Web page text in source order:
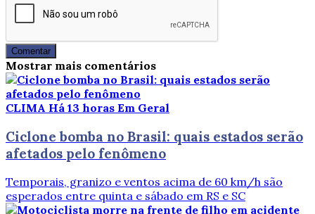
Comentar
Mostrar mais comentários
CLIMA Há 13 horas Em Geral
Ciclone bomba no Brasil: quais estados serão
afetados pelo fenômeno
Temporais, granizo e ventos acima de 60 km/h são
esperados entre quinta e sábado em RS e SC